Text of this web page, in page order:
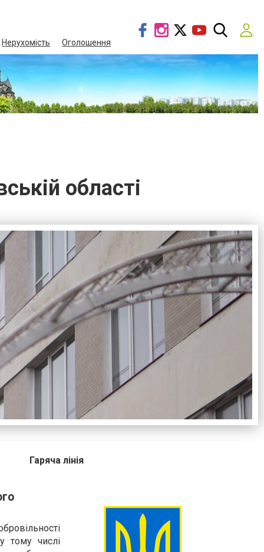
Нерухомість Оголошення
області
Гаряча лінія
тому числі